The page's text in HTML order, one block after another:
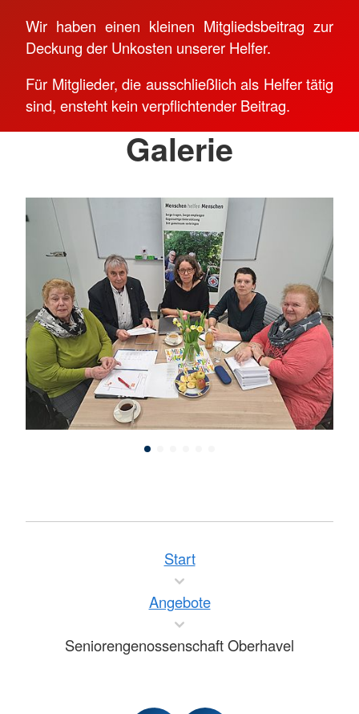
Wir haben einen kleinen Mitgliedsbeitrag zur
Deckung der Unkosten unserer Helfer.
Für Mitglieder, die ausschließlich als Helfer tätig
sind, ensteht kein verpflichtender Beitrag.
Galerie
Start
Angebote
Seniorengenossenschaft Oberhavel